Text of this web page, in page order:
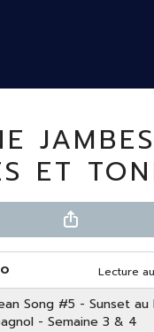
JAMBES
ET
Lecture
Song #5 - Sunset au
- Semaine 3 & 4